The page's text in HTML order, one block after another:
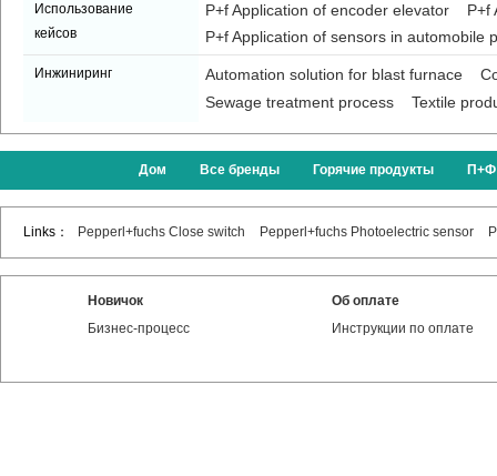
Использование
кейсов
P+f Application of encoder elevator
P+f
P+f Application of sensors in automobile
Инжиниринг Automation solution for blast furnace
Sewage treatment process
Textile
Дом Все бренды Горячие продукты П+Ф
Links： Pepperl+fuchs Close switch Pepperl+fuchs Photoelectric sensor
Новичок
Бизнес-процесс
Об оплате
Инструкции по оплате